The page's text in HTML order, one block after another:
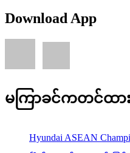
Download App
မကြာခင်ကတင်ထာ
Hyundai ASEAN